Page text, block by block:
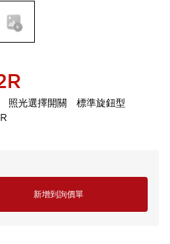
光選擇開關 標準旋鈕型
新增到詢價單